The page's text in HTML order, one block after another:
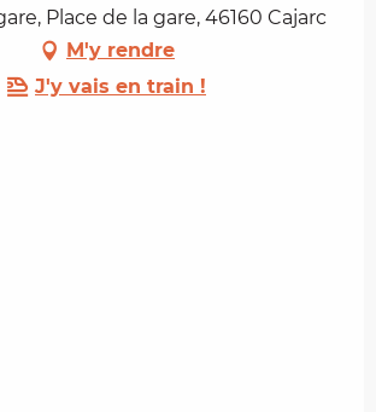
Place de la gare, 46160 Cajarc
M'y rendre
J'y vais en train !